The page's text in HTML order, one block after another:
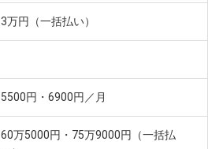
3万円（一括払い）
5500円・6900円／月
60万5000円・75万9000円（一括払